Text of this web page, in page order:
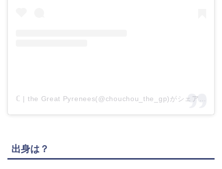
ℂ | the Great Pyrenees(@chouchou_the_gp)がシェアした投稿
出身は？